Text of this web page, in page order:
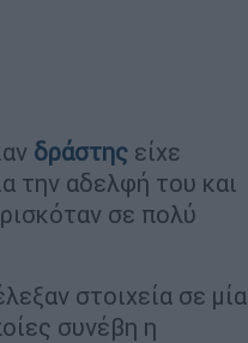
δράστης είχε
την αδελφή του και
σε πολύ
στοιχεία σε μία
συνέβη η